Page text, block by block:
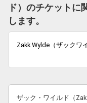
ド）のチケットに
します。
Zakk Wylde（ザックワ
ザック・ワイルド（